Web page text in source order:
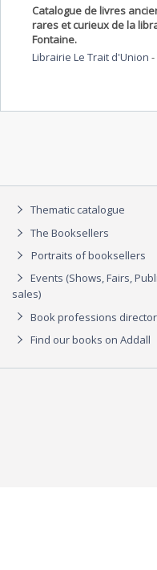
Catalogue de livres
rares et curieux de la
Fontaine.
Librairie Le Trait d'Union -
Thematic catalogue
The Booksellers
Portraits of booksellers
Events (Shows, Fairs,
sales)
Book professions
Find our books on Addall